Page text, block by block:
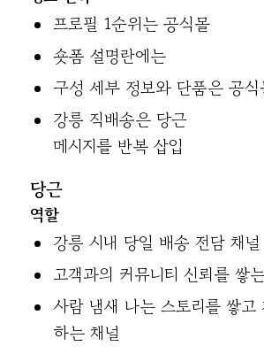
프로필 1순위는 공식몰
숏폼 설명란에는
구성 세부 정보와 단품은 공식
강릉 직배송은 당근
메시지를 반복 삽입
당근
역할
강릉 시내 당일 배송 전담 채널
고객과의 커뮤니티 신뢰를 쌓
사람 냄새 나는 스토리를 쌓고
하는 채널